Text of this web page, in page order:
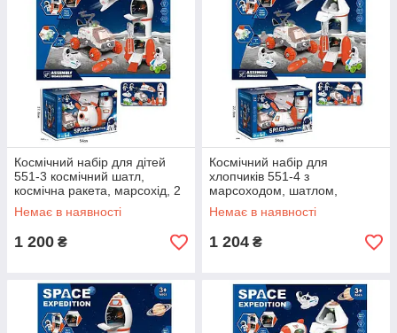
Космічний набір для дітей
551-3 космічний шатл,
космічна ракета, марсохід, 2
фігурки, звук, світло
Немає в наявності
1 200 ₴
Космічний набір для
хлопчиків 551-4 з
марсоходом, шатлом,
ракетою, ігровими фігурками
та підсвіткою
Немає в наявності
1 204 ₴